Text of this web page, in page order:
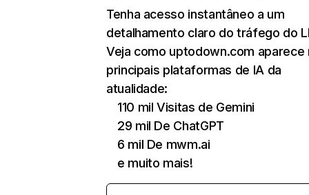
Tenha acesso instantâneo a um
detalhamento claro do tráfego do
Veja como uptodown.com aparece
principais plataformas de IA da
atualidade:
110 mil Visitas de Gemini
29 mil De ChatGPT
6 mil De mwm.ai
e muito mais!